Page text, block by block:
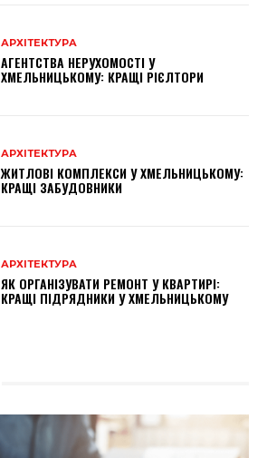
АРХІТЕКТУРА
АГЕНТСТВА НЕРУХОМОСТІ У
ХМЕЛЬНИЦЬКОМУ: КРАЩІ РІЄЛТОРИ
АРХІТЕКТУРА
ЖИТЛОВІ КОМПЛЕКСИ У ХМЕЛЬНИЦЬКОМУ:
КРАЩІ ЗАБУДОВНИКИ
АРХІТЕКТУРА
ЯК ОРГАНІЗУВАТИ РЕМОНТ У КВАРТИРІ:
КРАЩІ ПІДРЯДНИКИ У ХМЕЛЬНИЦЬКОМУ